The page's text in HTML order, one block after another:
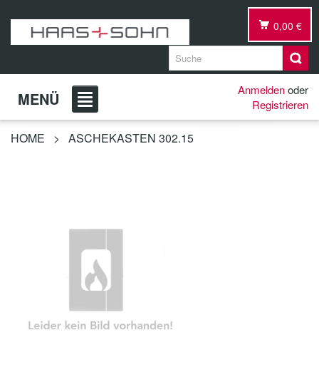
0,00 €
MENÜ Anmeldenoder
Registrieren
HOME > ASCHEKASTEN 302.15